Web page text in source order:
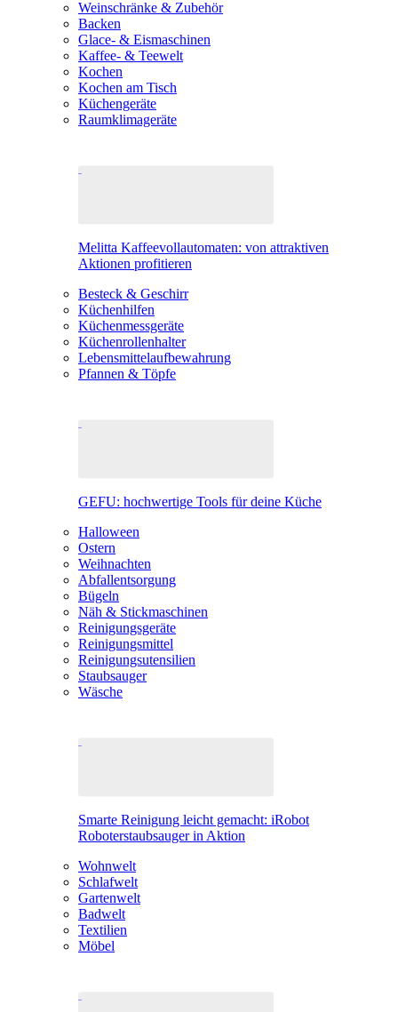
Weinschränke & Zubehör
Backen
Glace- & Eismaschinen
Kaffee- & Teewelt
Kochen
Kochen am Tisch
Küchengeräte
Raumklimageräte
Melitta Kaffeevollautomaten: von attraktiven
Aktionen profitieren
Besteck & Geschirr
Küchenhilfen
Küchenmessgeräte
Küchenrollenhalter
Lebensmittelaufbewahrung
Pfannen & Töpfe
GEFU: hochwertige Tools für deine Küche
Halloween
Ostern
Weihnachten
Abfallentsorgung
Bügeln
Näh & Stickmaschinen
Reinigungsgeräte
Reinigungsmittel
Reinigungsutensilien
Staubsauger
Wäsche
Smarte Reinigung leicht gemacht: iRobot
Roboterstaubsauger in Aktion
Wohnwelt
Schlafwelt
Gartenwelt
Badwelt
Textilien
Möbel